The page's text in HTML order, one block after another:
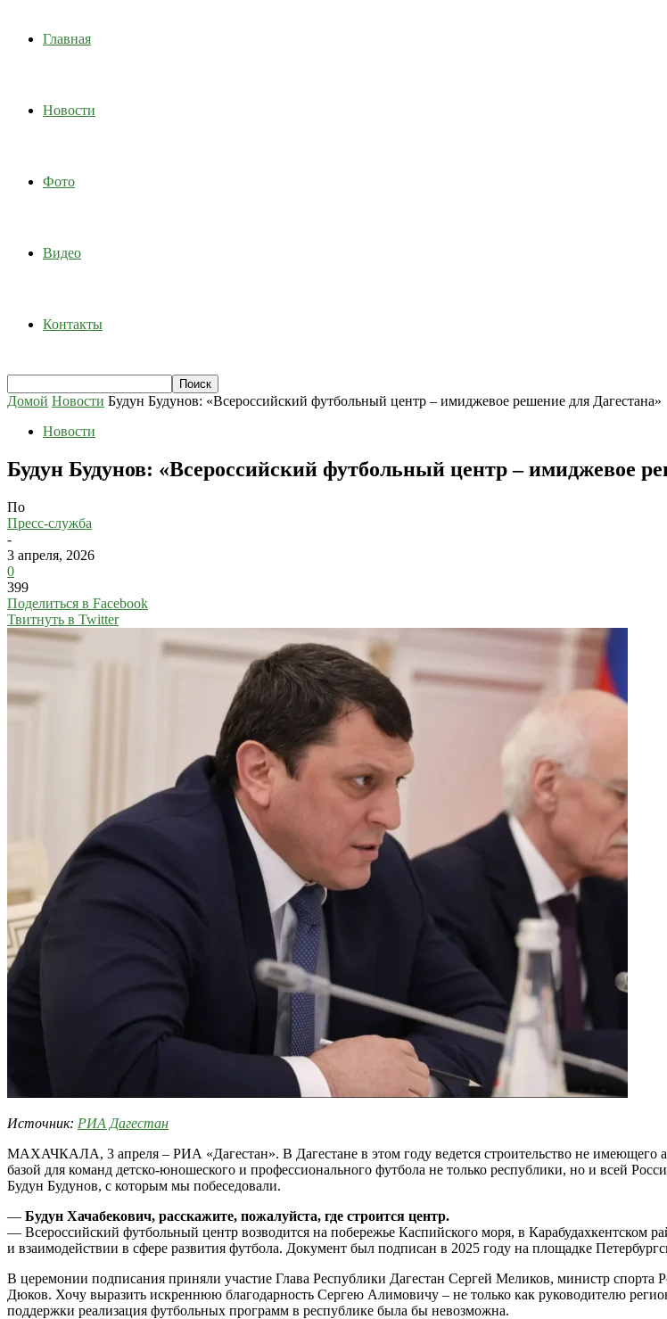
Главная
Новости
Фото
Видео
Контакты
Домой Новости Будун Будунов: «Всероссийский футбольный центр – имиджевое решение для Дагестана»
Новости
Будун Будунов: «Всероссийский футбольный центр – имиджевое
По
Пресс-служба
-
3 апреля, 2026
0
399
Поделиться в Facebook
Твитнуть в Twitter
Источник: РИА Дагестан
МАХАЧКАЛА, 3 апреля – РИА «Дагестан». В Дагестане в этом году ведется строительство не имеющего
базой для команд детско-юношеского и профессионального футбола не только республики, но и всей
Будун Будунов, с которым мы побеседовали.
— Будун Хачабекович, расскажите, пожалуйста, где строится центр.
— Всероссийский футбольный центр возводится на побережье Каспийского моря, в Карабудахкентском
и взаимодействии в сфере развития футбола. Документ был подписан в 2025 году на площадке
В церемонии подписания приняли участие Глава Республики Дагестан Сергей Меликов, министр спорта
Дюков. Хочу выразить искреннюю благодарность Сергею Алимовичу – не только как руководителю
поддержки реализация футбольных программ в республике была бы невозможна.